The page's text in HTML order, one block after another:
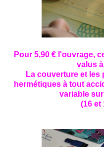
Pour 5,90 € l'ouvrage,
valus
La couverture et
hermétiques à tout
variable
(16 et